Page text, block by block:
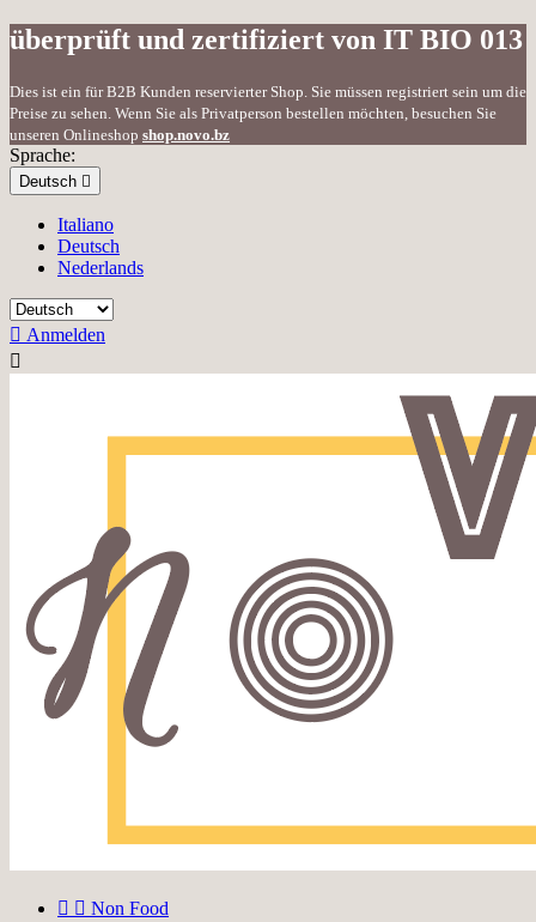
überprüft und zertifiziert von IT BIO 013
Dies ist ein für B2B Kunden reservierter Shop. Sie müssen registriert sein um die
Preise zu sehen. Wenn Sie als Privatperson bestellen möchten, besuchen Sie
unseren Onlineshop shop.novo.bz
Sprache:
Deutsch 
Italiano
Deutsch
Nederlands
 Anmelden

  Non Food